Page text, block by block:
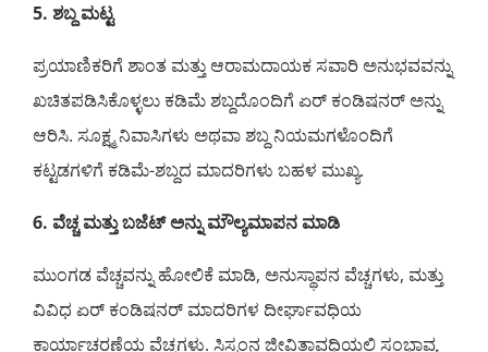
5. ಶಬ್ದ ಮಟ್ಟ
ಪ್ರಯಾಣಿಕರಿಗೆ ಶಾಂತ ಮತ್ತು ಆರಾಮದಾಯಕ ಸವಾರಿ ಅನುಭವವನ್ನು
ಖಚಿತಪಡಿಸಿಕೊಳ್ಳಲು ಕಡಿಮೆ ಶಬ್ದದೊಂದಿಗೆ ಏರ್ ಕಂಡಿಷನರ್ ಅನ್ನು
ಆರಿಸಿ. ಸೂಕ್ಷ್ಮ ನಿವಾಸಿಗಳು ಅಥವಾ ಶಬ್ದ ನಿಯಮಗಳೊಂದಿಗೆ
ಕಟ್ಟಡಗಳಿಗೆ ಕಡಿಮೆ-ಶಬ್ದದ ಮಾದರಿಗಳು ಬಹಳ ಮುಖ್ಯ.
6. ವೆಚ್ಚ ಮತ್ತು ಬಜೆಟ್ ಅನ್ನು ಮೌಲ್ಯಮಾಪನ ಮಾಡಿ
ಮುಂಗಡ ವೆಚ್ಚವನ್ನು ಹೋಲಿಕೆ ಮಾಡಿ, ಅನುಸ್ಥಾಪನ ವೆಚ್ಚಗಳು, ಮತ್ತು
ವಿವಿಧ ಏರ್ ಕಂಡಿಷನರ್ ಮಾದರಿಗಳ ದೀರ್ಘಾವಧಿಯ
ಕಾರ್ಯಾಚರಣೆಯ ವೆಚ್ಚಗಳು. ಸಿಸ್ಟಂನ ಜೀವಿತಾವಧಿಯಲ್ಲಿ ಸಂಭಾವ್ಯ